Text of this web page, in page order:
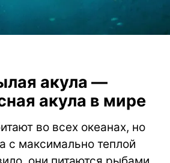
акула —
акула в мире
во всех океанах, но
с максимально теплой